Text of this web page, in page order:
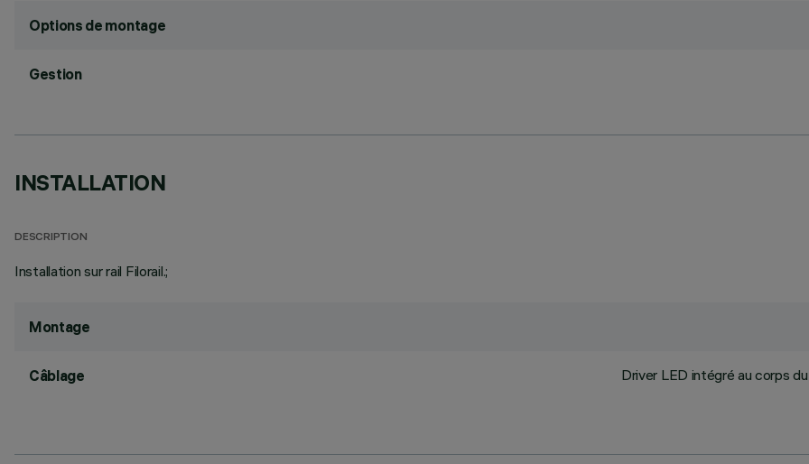
Options de montage
Gestion
INSTALLATION
DESCRIPTION
Installation sur rail Filorail.;
Montage
Câblage Driver LED intégré au corps